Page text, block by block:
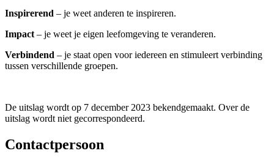
Inspirerend – je weet anderen te inspireren.
Impact – je weet je eigen leefomgeving te veranderen.
Verbindend – je staat open voor iedereen en stimuleert verbinding
tussen verschillende groepen.
De uitslag wordt op 7 december 2023 bekendgemaakt. Over de
uitslag wordt niet gecorrespondeerd.
Contactpersoon